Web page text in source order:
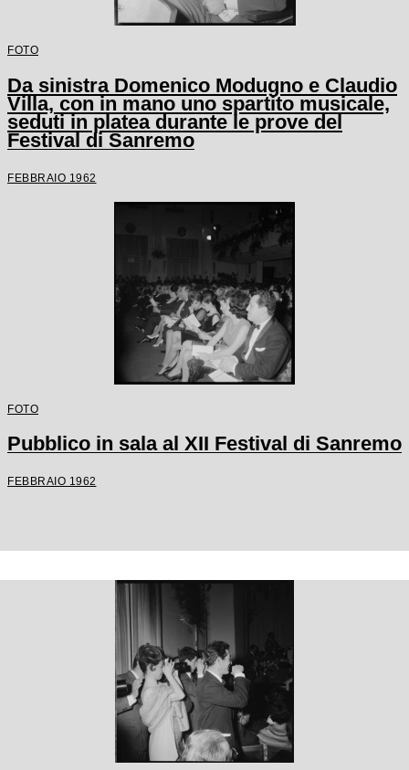
FOTO
Da sinistra Domenico Modugno e Claudio
Villa, con in mano uno spartito musicale,
seduti in platea durante le prove del
Festival di Sanremo
FEBBRAIO 1962
FOTO
Pubblico in sala al XII Festival di Sanremo
FEBBRAIO 1962